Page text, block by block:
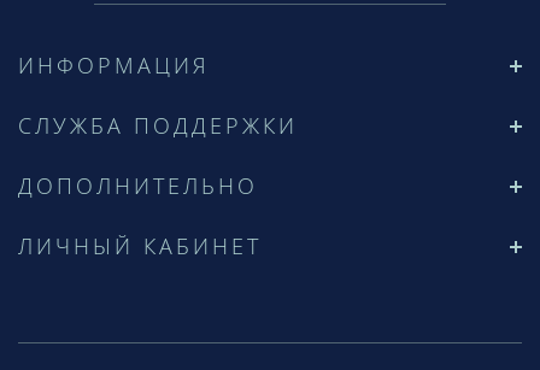
ИНФОРМАЦИЯ
СЛУЖБА ПОДДЕРЖКИ
ДОПОЛНИТЕЛЬНО
ЛИЧНЫЙ КАБИНЕТ